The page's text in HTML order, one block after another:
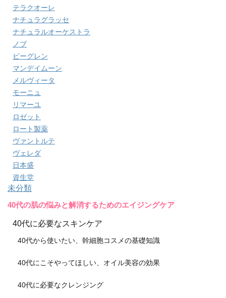
テラクオーレ
ナチュラグラッセ
ナチュラルオーケストラ
ノブ
ビーグレン
マンデイムーン
メルヴィータ
モーニュ
リマーユ
ロゼット
ロート製薬
ヴァントルテ
ヴェレダ
日本盛
資生堂
未分類
40代の肌の悩みと解消するためのエイジングケア
40代に必要なスキンケア
40代から使いたい、幹細胞コスメの基礎知識
40代にこそやってほしい、オイル美容の効果
40代に必要なクレンジング